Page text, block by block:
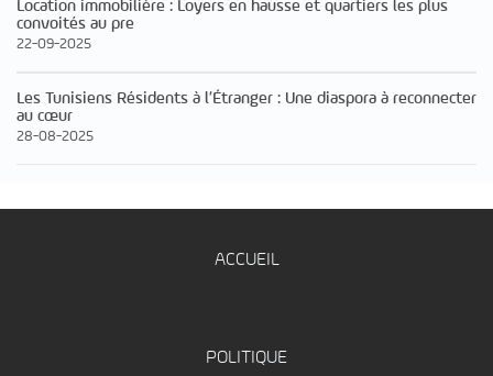
Location immobilière : Loyers en hausse et quartiers les plus
convoités au pre
22-09-2025
Les Tunisiens Résidents à l’Étranger : Une diaspora à reconnecter
au cœur
28-08-2025
ACCUEIL
POLITIQUE